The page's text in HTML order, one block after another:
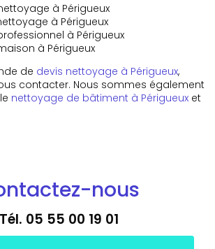
à Périgueux
à Périgueux
à Périgueux
à Périgueux
de devis nettoyage à Périgueux,
contacter. Nous sommes également
nettoyage de bâtiment à Périgueux et
nous
Tél. 05 55 00 19 01